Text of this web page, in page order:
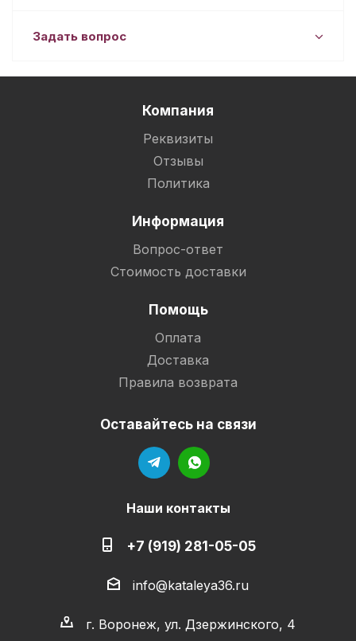
Задать вопрос
Компания
Реквизиты
Отзывы
Политика
Информация
Вопрос-ответ
Стоимость доставки
Помощь
Оплата
Доставка
Правила возврата
Оставайтесь на связи
Наши контакты
+7 (919) 281-05-05
info@kataleya36.ru
г. Воронеж, ул. Дзержинского, 4